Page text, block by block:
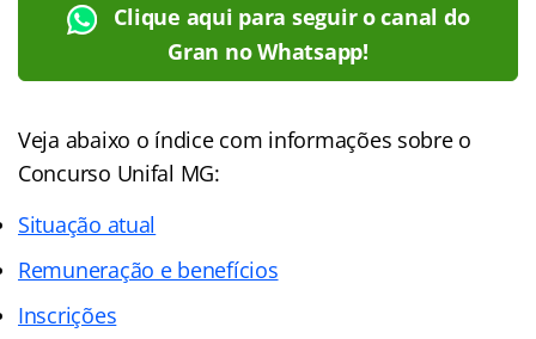
Clique aqui para seguir o canal do
Gran no Whatsapp!
Veja abaixo o índice com informações sobre o
Concurso Unifal MG:
Situação atual
Remuneração e benefícios
Inscrições